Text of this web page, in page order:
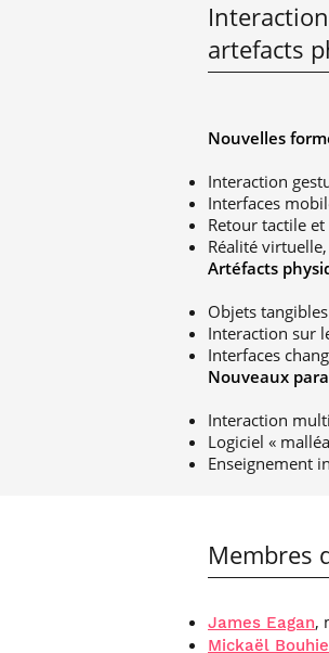
artefacts
Nouvelles
Interaction
Interfaces
Retour tactile
Réalité
Artéfacts
Objets tangibles
Interaction sur
Interfaces
Nouveaux
Interaction
Logiciel «
Enseignement
Membres
James Eagan,
Mickaël